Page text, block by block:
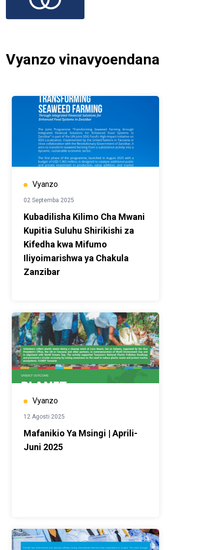
Vyanzo vinavyoendana
Vyanzo
02 Septemba 2025
Kubadilisha Kilimo Cha Mwani
Kupitia Suluhu Shirikishi za
Kifedha kwa Mifumo
Iliyoimarishwa ya Chakula
Zanzibar
Vyanzo
12 Agosti 2025
Mafanikio Ya Msingi | Aprili-
Juni 2025